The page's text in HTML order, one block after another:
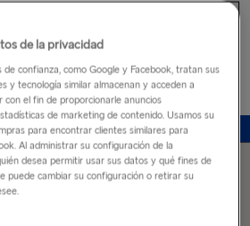
del puerto de
de la privacidad
confianza, como Google y Facebook, tratan sus
y tecnología similar almacenan y acceden a
con el fin de proporcionarle anuncios
de marketing de contenido. Usamos su
para encontrar clientes similares para
Al administrar su configuración de la
desea permitir usar sus datos y qué fines de
puede cambiar su configuración o retirar su